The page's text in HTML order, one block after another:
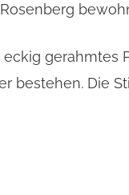
bestehen. Die